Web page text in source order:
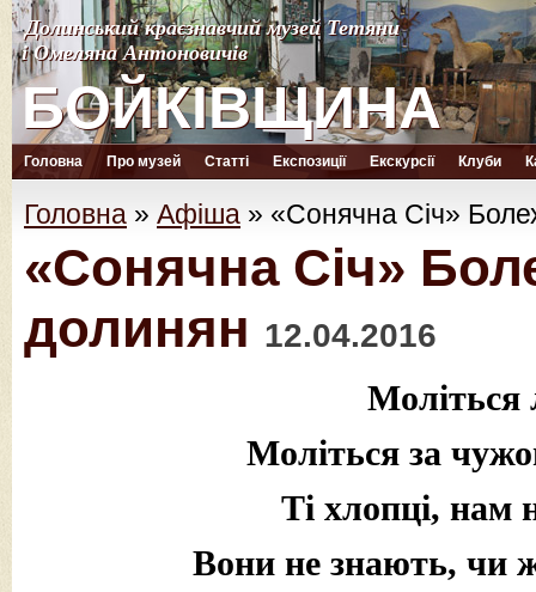
Долинський краєзнавчий музей Тетяни
і Омеляна Антоновичів
БОЙКІВЩИНА
Долинський краєзнавчий музей Тетяни
і Омеляна Антоновичів
БОЙКІВЩИНА
Головна Про музей Статті Експозиції Екскурсії Клуби
Головна » Афіша » «Сонячна Січ»
«Сонячна Січ»
долинян 12.04.2016
Моліться
Моліться за
Ті хлопці,
Вони не знають, чи